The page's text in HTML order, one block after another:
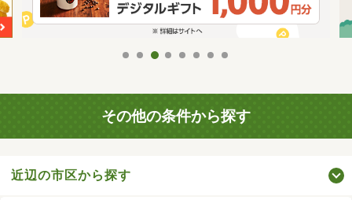
その他の条件から探す
近辺の市区から探す